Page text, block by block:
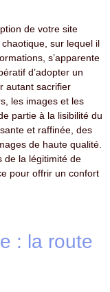
de votre site
sur lequel il
s’apparente
d’adopter un
autant sacrifier
les images et les
partie à la lisibilité du
et raffinée, des
de haute qualité.
de la légitimité de
pour offrir un confort
: la route